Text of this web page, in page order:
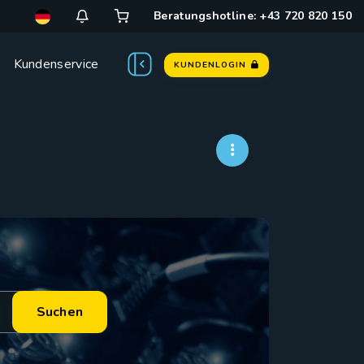
Beratungshotline: +43 720 820 150
Kundenservice KUNDENLOGIN